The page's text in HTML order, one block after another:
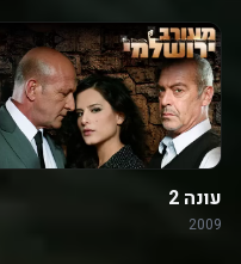
עונה 2
2009